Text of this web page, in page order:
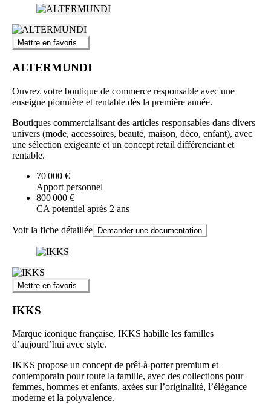
Mettre en favoris
ALTERMUNDI
Ouvrez votre boutique de commerce responsable avec une
enseigne pionnière et rentable dès la première année.
Boutiques commercialisant des articles responsables dans divers
univers (mode, accessoires, beauté, maison, déco, enfant), avec
une sélection exigeante et un concept retail différenciant et
rentable.
70 000 €
Apport personnel
800 000 €
CA potentiel après 2 ans
Voir la fiche détaillée Demander une documentation
Mettre en favoris
IKKS
Marque iconique française, IKKS habille les familles
d’aujourd’hui avec style.
IKKS propose un concept de prêt-à-porter premium et
contemporain pour toute la famille, avec des collections pour
femmes, hommes et enfants, axées sur l’originalité, l’élégance
moderne et la polyvalence.